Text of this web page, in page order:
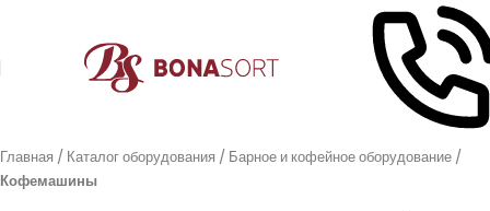
Главная Каталог оборудования
Барное и кофейное оборудование
Кофемашины